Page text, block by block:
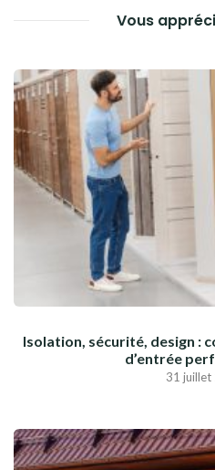
Vous
Isolation, sécurité, design :
d’entrée
31 juillet